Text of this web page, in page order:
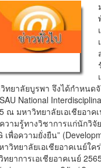
ทยาลัยบูรพา จึงได้กำหนด
National
ณ มหาวิทยาลัยเอเชียอาค
วามรู้ทางวิชาการแก่นักวิ
เพื่อความยั่งยืน”
าวิทยาลัยเอเชียอาคเนย์ใ
ทยาการเอเชียอาคเนย์